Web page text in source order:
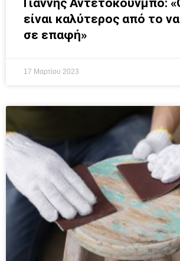
Γιάννης Αντετοκούνμπο:
είναι καλύτερος από το
σε επαφή»
17 Μαρτίου 2023